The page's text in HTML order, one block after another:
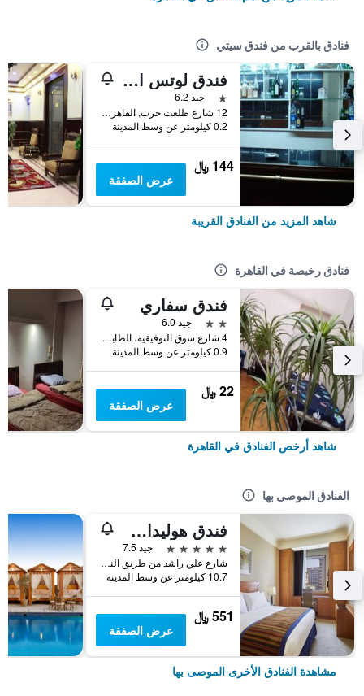
فنادق بالقرب من فندق سيتي
فندق لوتس القاهرة
نجمة واحدة
جيد 6.2
12 شارع طلعت حرب, القاهرة, مصر
0.2 كيلومتر عن وسط المدينة
144 ﷼
عرض الصفقة
شاهد المزيد من الفنادق القريبة
فنادق رخيصة في القاهرة
فندق سفاري
2 نجمتين
جيد 6.0
4 شارع سوق التوفيقية، الطابق 5، وسط البلد, القاهرة, مصر
0.9 كيلومتر عن وسط المدينة
22 ﷼
عرض الصفقة
شاهد أرخص الفنادق في القاهرة
الفنادق الموصى بها
فندق هوليداي إن سيتي ستارز، أحد الفنادق من مجموعة فنادق إنتركونتيننتال
5 نجوم
جيد 7.5
شارع علي راشد من طريق النصر, القاهرة, مصر
10.7 كيلومتر عن وسط المدينة
551 ﷼
عرض الصفقة
مشاهدة الفنادق الأخرى الموصى بها